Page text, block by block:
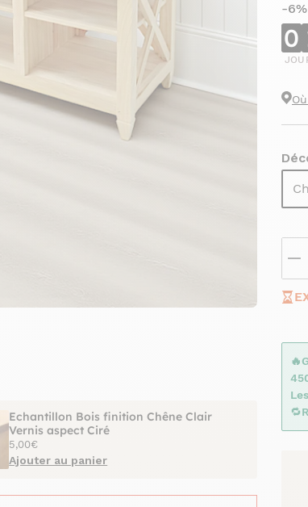
-
0
🔁
Echantillon Bois finition Chêne Clair
Vernis aspect Ciré
5,00€
Ajouter au panier